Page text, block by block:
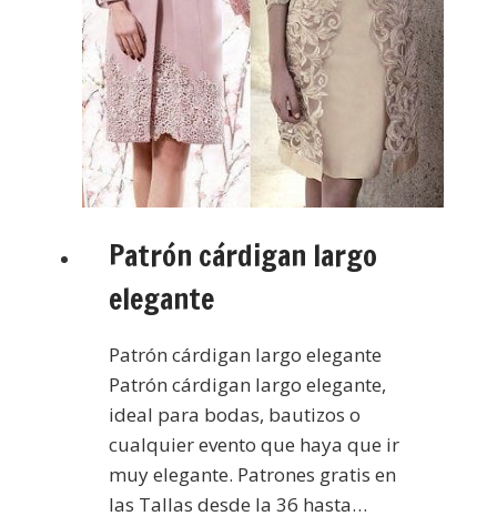
Patrón cárdigan largo
elegante
Patrón cárdigan largo elegante
Patrón cárdigan largo elegante,
ideal para bodas, bautizos o
cualquier evento que haya que ir
muy elegante. Patrones gratis en
las Tallas desde la 36 hasta…